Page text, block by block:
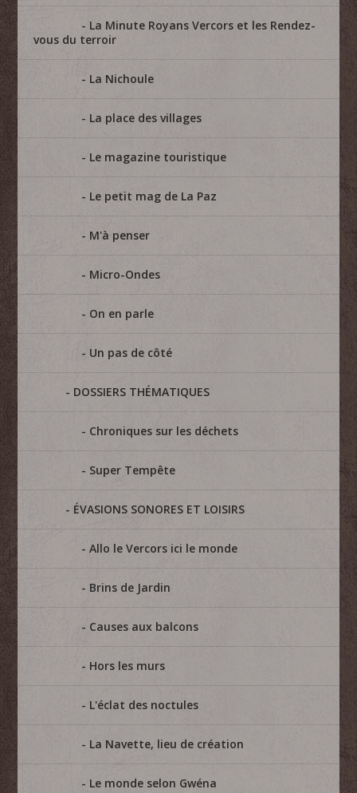
La Minute Royans Vercors et les Rendez-
vous du terroir
La Nichoule
La place des villages
Le magazine touristique
Le petit mag de La Paz
M'à penser
Micro-Ondes
On en parle
Un pas de côté
DOSSIERS THÉMATIQUES
Chroniques sur les déchets
Super Tempête
ÉVASIONS SONORES ET LOISIRS
Allo le Vercors ici le monde
Brins de Jardin
Causes aux balcons
Hors les murs
L'éclat des noctules
La Navette, lieu de création
Le monde selon Gwéna